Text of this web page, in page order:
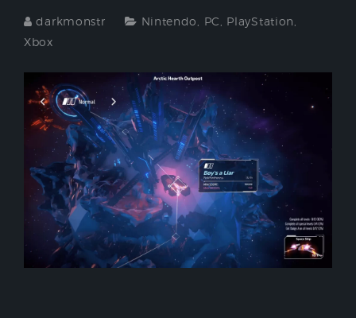
darkmonstr Nintendo PC PlayStation
Xbox